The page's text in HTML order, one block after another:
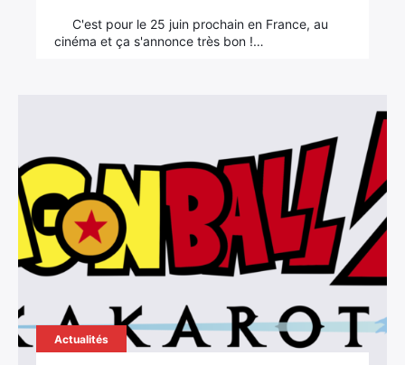
C'est pour le 25 juin prochain en France, au
cinéma et ça s'annonce très bon !…
Actualités